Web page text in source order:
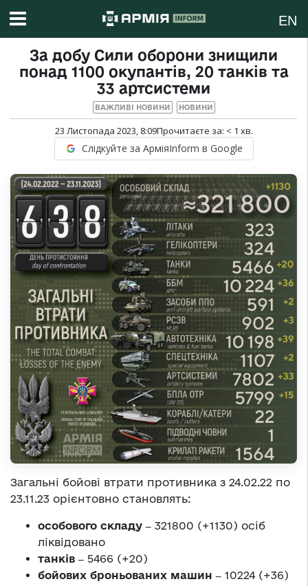
EN
За добу Сили оборони знищили
понад 1100 окупантів, 20 танків та
33 артсистеми
ВАЖЛИВІ НОВИНИ НОВИНИ
23 Листопада 2023, 8:09Прочитаєте за: < 1 хв.
Слідкуйте за АрміяInform в Google
Загальні бойові втрати противника з 24.02.22 по
23.11.23 орієнтовно становлять:
особового складу ‒ 321800 (+1130) осіб
ліквідовано
танків ‒ 5466 (+20)
бойових броньованих машин ‒ 10224 (+36)